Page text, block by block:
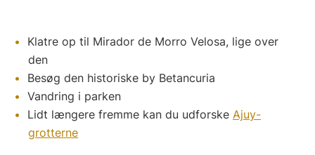
Klatre op til Mirador de Morro Velosa, lige over
den
Besøg den historiske by Betancuria
Vandring i parken
Lidt længere fremme kan du udforske Ajuy-
grotterne